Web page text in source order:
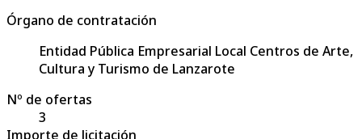
Órgano de contratación
Entidad Pública Empresarial Local Centros de Arte,
Cultura y Turismo de Lanzarote
Nº de ofertas
3
Importe de licitación